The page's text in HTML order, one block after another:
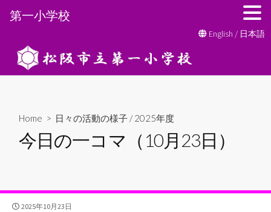
ン
English / 日本語
Home > 日々の活動の様子 /2025年度
今日の一コマ（10月23日）
公
2025年10月23日
第一小学校